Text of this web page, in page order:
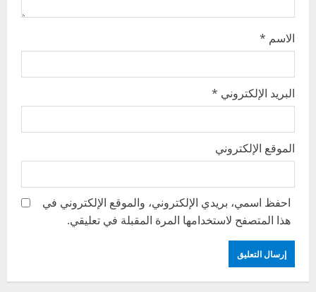
الاسم *
البريد الإلكتروني *
الموقع الإلكتروني
احفظ اسمي، بريدي الإلكتروني، والموقع الإلكتروني في
هذا المتصفح لاستخدامها المرة المقبلة في تعليقي.